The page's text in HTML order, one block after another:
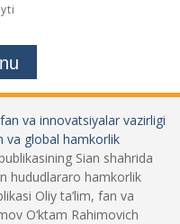
va innovatsiyalar vazirligi
va global hamkorlik
Sian shahrida
hududlararo hamkorlik
Oliy ta’lim, fan va
O‘ktam Rahimovich